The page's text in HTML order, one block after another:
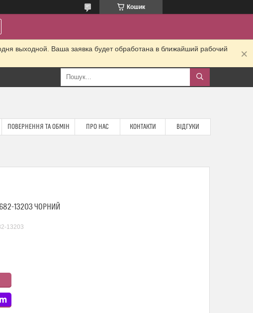
Кошик
выходной. Ваша заявка будет обработана в ближайший рабочий
ПОВЕРНЕННЯ ТА ОБМІН ПРО НАС КОНТАКТИ ВІДГУКИ
13203 ЧОРНИЙ
13203